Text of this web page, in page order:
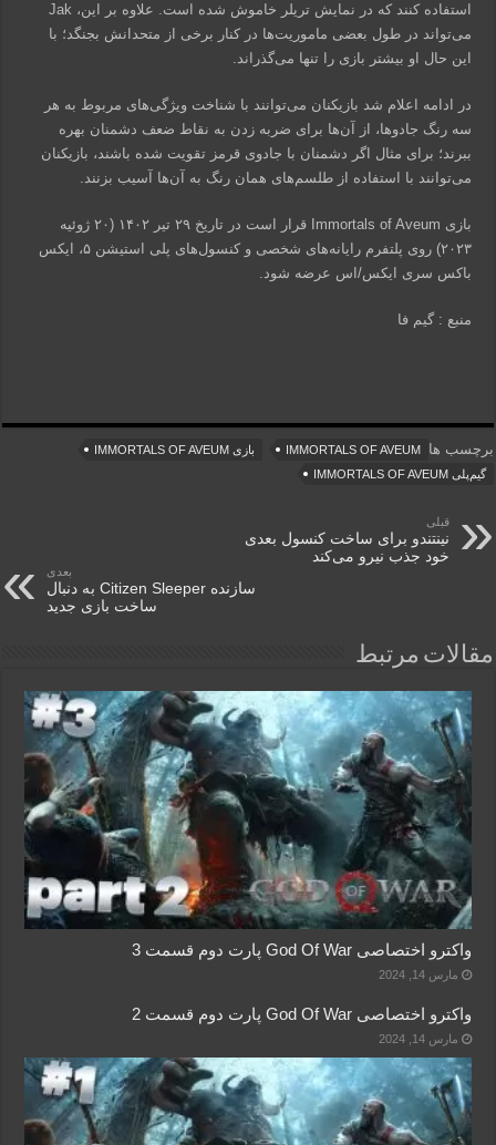
استفاده کنند که در نمایش تریلر خاموش شده است. علاوه بر این، Jak
می‌تواند در طول بعضی ماموریت‌ها در کنار برخی از متحدانش بجنگد؛ با
این حال او بیشتر بازی را تنها می‌گذراند.
در ادامه اعلام شد بازیکنان می‌توانند با شناخت ویژگی‌های مربوط به هر
سه رنگ جادوها، از آن‌ها برای ضربه زدن به نقاط ضعف دشمنان بهره
ببرند؛ برای مثال اگر دشمنان با جادوی قرمز تقویت شده باشند، بازیکنان
می‌توانند با استفاده از طلسم‌های همان رنگ به آن‌ها آسیب بزنند.
بازی Immortals of Aveum قرار است در تاریخ ۲۹ تیر ۱۴۰۲ (۲۰ ژوئیه
۲۰۲۳) روی پلتفرم رایانه‌های شخصی و کنسول‌های پلی استیشن ۵، ایکس
باکس سری ایکس/اس عرضه شود.
منبع : گیم فا
برچسب ها IMMORTALS OF AVEUM
بازی IMMORTALS OF AVEUM
گیم‌پلی IMMORTALS OF AVEUM
قبلی
نینتندو برای ساخت کنسول بعدی
خود جذب نیرو می‌کند
بعدی
سازنده Citizen Sleeper به دنبال
ساخت بازی جدید
مقالات مرتبط
واکترو اختصاصی God Of War پارت دوم قسمت 3
مارس 14, 2024
واکترو اختصاصی God Of War پارت دوم قسمت 2
مارس 14, 2024